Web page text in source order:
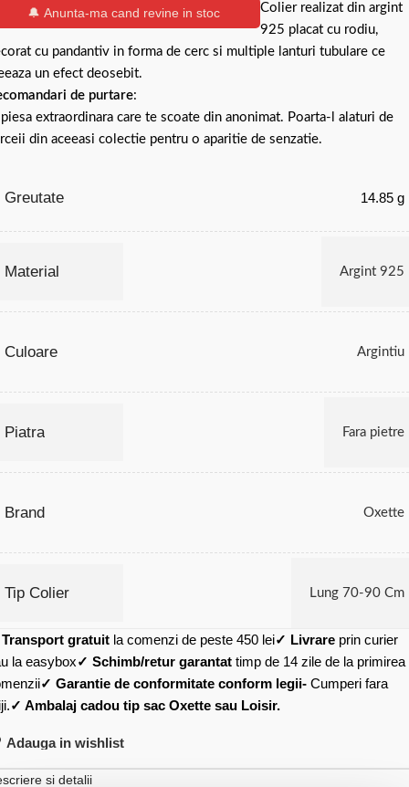
🔔 Anunta-ma cand revine in stoc
Colier realizat din argint
925 placat cu rodiu,
cu pandantiv in forma de cerc si multiple lanturi tubulare ce
un efect deosebit.
de purtare:
extraordinara care te scoate din anonimat. Poarta-l alaturi de
din aceeasi colectie pentru o aparitie de senzatie.
Greutate 14.85 g
Material Argint 925
Culoare Argintiu
Piatra Fara pietre
Brand Oxette
Tip Colier Lung 70-90 Cm
Transport gratuit la comenzi de peste 450 lei✓ Livrare prin curier
la easybox✓ Schimb/retur garantat timp de 14 zile de la primirea
✓ Garantie de conformitate conform legii- Cumperi fara
✓ Ambalaj cadou tip sac Oxette sau Loisir.
Adauga in wishlist
si detalii